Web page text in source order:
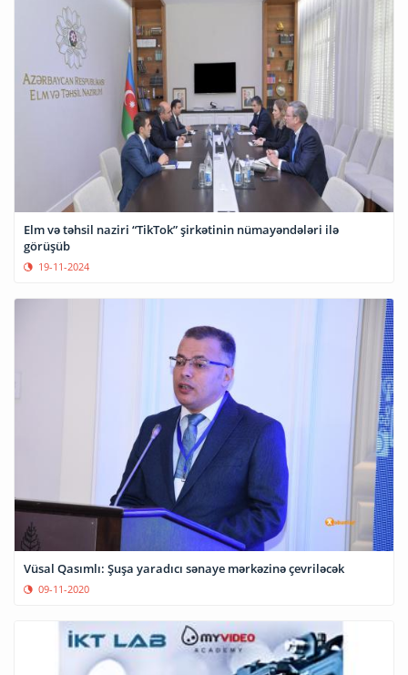
Elm və təhsil naziri “TikTok” şirkətinin nümayəndələri ilə
görüşüb
19-11-2024
Vüsal Qasımlı: Şuşa yaradıcı sənaye mərkəzinə çevriləcək
09-11-2020